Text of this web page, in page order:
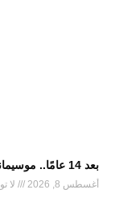
بعد 14 عامًا.. موسيماني يعود مدربًا لمنتخب جنوب أفريقيا
أغسطس 8, 2026 لا